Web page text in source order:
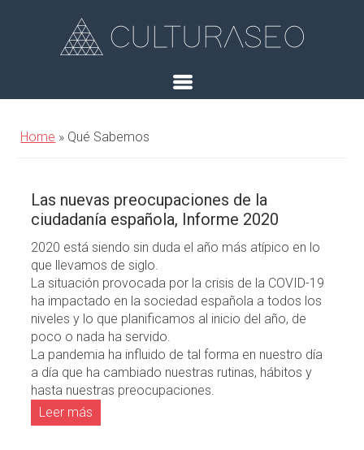
Home » Qué Sabemos
Las nuevas preocupaciones de la
ciudadanía española, Informe 2020
2020 está siendo sin duda el año más atípico en lo
que llevamos de siglo.
La situación provocada por la crisis de la COVID-19
ha impactado en la sociedad española a todos los
niveles y lo que planificamos al inicio del año, de
poco o nada ha servido.
La pandemia ha influido de tal forma en nuestro día
a día que ha cambiado nuestras rutinas, hábitos y
hasta nuestras preocupaciones.
Leer más